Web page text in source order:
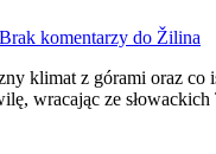
Brak komentarzy do Žilina
klimat z górami oraz
wracając ze